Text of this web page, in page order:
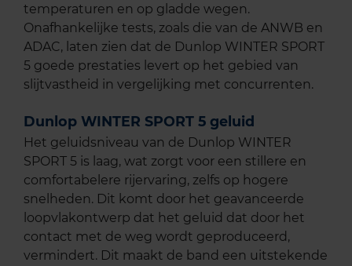
temperaturen en op gladde wegen.
Onafhankelijke tests, zoals die van de ANWB en
ADAC, laten zien dat de Dunlop WINTER SPORT
5 goede prestaties levert op het gebied van
slijtvastheid in vergelijking met concurrenten.
Dunlop WINTER SPORT 5 geluid
Het geluidsniveau van de Dunlop WINTER
SPORT 5 is laag, wat zorgt voor een stillere en
comfortabelere rijervaring, zelfs op hogere
snelheden. Dit komt door het geavanceerde
loopvlakontwerp dat het geluid dat door het
contact met de weg wordt geproduceerd,
vermindert. Dit maakt de band een uitstekende